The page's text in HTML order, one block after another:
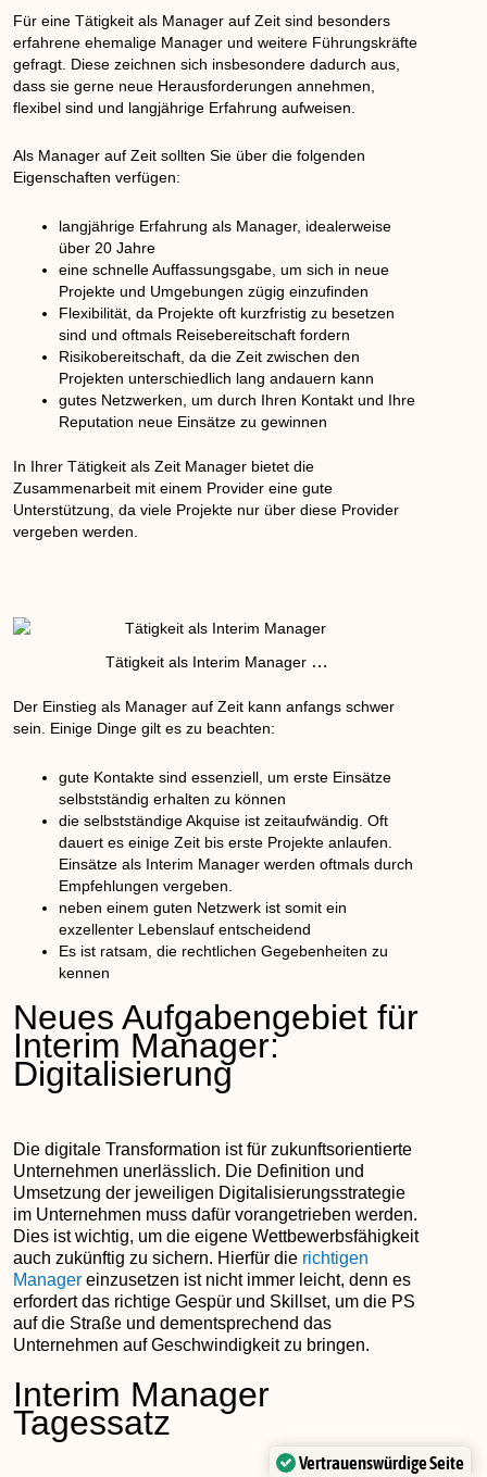
Für eine Tätigkeit als Manager auf Zeit sind besonders
erfahrene ehemalige Manager und weitere Führungskräfte
gefragt. Diese zeichnen sich insbesondere dadurch aus,
dass sie gerne neue Herausforderungen annehmen,
flexibel sind und langjährige Erfahrung aufweisen.
Als Manager auf Zeit sollten Sie über die folgenden
Eigenschaften verfügen:
langjährige Erfahrung als Manager, idealerweise
über 20 Jahre
eine schnelle Auffassungsgabe, um sich in neue
Projekte und Umgebungen zügig einzufinden
Flexibilität, da Projekte oft kurzfristig zu besetzen
sind und oftmals Reisebereitschaft fordern
Risikobereitschaft, da die Zeit zwischen den
Projekten unterschiedlich lang andauern kann
gutes Netzwerken, um durch Ihren Kontakt und Ihre
Reputation neue Einsätze zu gewinnen
In Ihrer Tätigkeit als Zeit Manager bietet die
Zusammenarbeit mit einem Provider eine gute
Unterstützung, da viele Projekte nur über diese Provider
vergeben werden.
Tätigkeit als Interim Manager …
Der Einstieg als Manager auf Zeit kann anfangs schwer
sein. Einige Dinge gilt es zu beachten:
gute Kontakte sind essenziell, um erste Einsätze
selbstständig erhalten zu können
die selbstständige Akquise ist zeitaufwändig. Oft
dauert es einige Zeit bis erste Projekte anlaufen.
Einsätze als Interim Manager werden oftmals durch
Empfehlungen vergeben.
neben einem guten Netzwerk ist somit ein
exzellenter Lebenslauf entscheidend
Es ist ratsam, die rechtlichen Gegebenheiten zu
kennen
Neues Aufgabengebiet für
Interim Manager:
Digitalisierung
Die digitale Transformation ist für zukunftsorientierte
Unternehmen unerlässlich. Die Definition und
Umsetzung der jeweiligen Digitalisierungsstrategie
im Unternehmen muss dafür vorangetrieben werden.
Dies ist wichtig, um die eigene Wettbewerbsfähigkeit
auch zukünftig zu sichern. Hierfür die richtigen
Manager einzusetzen ist nicht immer leicht, denn es
erfordert das richtige Gespür und Skillset, um die PS
auf die Straße und dementsprechend das
Unternehmen auf Geschwindigkeit zu bringen.
Interim Manager
Tagessatz
Vertrauenswürdige Seite